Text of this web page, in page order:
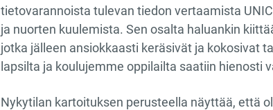
tietovarannoista tulevan tiedon vertaamista
ja nuorten kuulemista. Sen osalta haluankin
jotka jälleen ansiokkaasti keräsivät ja kokosivat
lapsilta ja koulujemme oppilailta saatiin hienosti
Nykytilan kartoituksen perusteella näyttää, että